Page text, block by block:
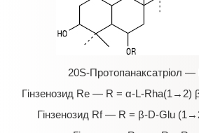
20S-Протопанаксатріол —
Гінзенозид Re — R = α-L-Rha(1→2)
Гінзенозид Rf — R = β-D-Glu